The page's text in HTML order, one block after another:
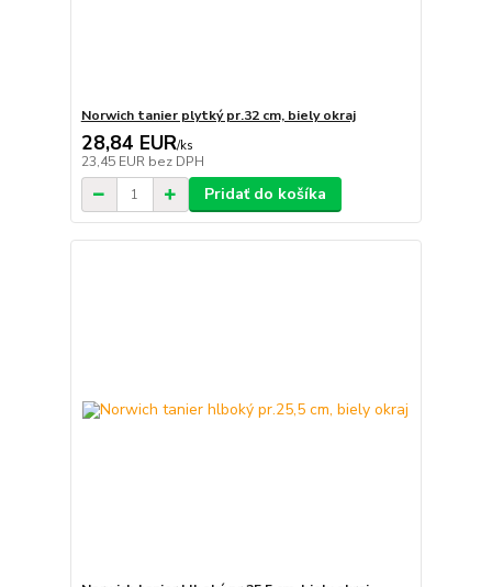
Norwich tanier plytký pr.32 cm, biely okraj
28,84 EUR/ks
23,45 EUR bez DPH
Pridať do košíka